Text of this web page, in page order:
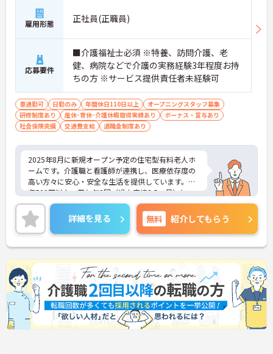
雇用形態 正社員(正職員)
応募要件
■介護福祉士必須 ※特養、訪問介護、老
健、病院などで介護の実務経験3年程度お持
ちの方 ※サービス提供責任者未経験可
車通勤可 日勤のみ 年間休日110日以上
オープニングスタッフ募集
研修制度あり
産休･育休･介護休暇取得実績あり
ボーナス・賞与あり
社会保険完備
交通費支給 退職金制度あり
2025年8月に新規オープン予定の住宅型有料老人ホ
ームです。介護職と看護師が連携し、医療依存度の
高い方々に安心・安全な生活を提供しています。年
収509万以上、賞与年2回（過去実績3.5ヶ月）と、
安定した収入が期待できます。年間休日115日、シ
フト制で月9日～10日休みがあり、プライベートも
充実。オンライン研修や地域別の交流会があり、サ
責未経験からでも安心してスタートできる環境で
す。ご興味のある方には、面接対策ポイントなど、
さらに詳細をお話ししますのでお気軽にご相談くだ
さい！
詳細を見る 無料 紹介してもらう